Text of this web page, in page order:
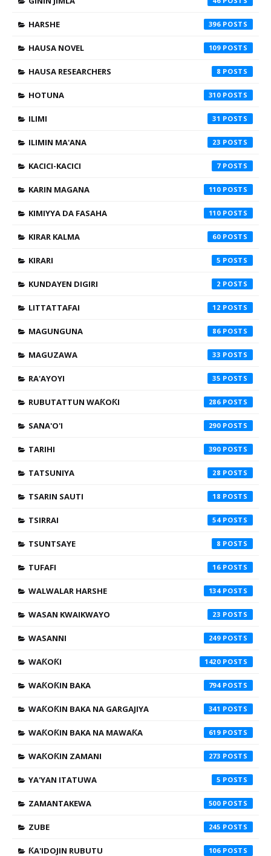
HARSHE 396
HAUSA NOVEL 109
HAUSA RESEARCHERS 8
HOTUNA 310
ILIMI 31
ILIMIN MA'ANA 23
KACICI-KACICI 7
KARIN MAGANA 110
KIMIYYA DA FASAHA 110
KIRAR KALMA 60
KIRARI 5
KUNDAYEN DIGIRI 2
LITTATTAFAI 12
MAGUNGUNA 86
MAGUZAWA 33
RA'AYOYI 35
RUBUTATTUN WAƘOƘI 286
SANA'O'I 290
TARIHI 390
TATSUNIYA 28
TSARIN SAUTI 18
TSIRRAI 54
TSUNTSAYE 8
TUFAFI 16
WALWALAR HARSHE 134
WASAN KWAIKWAYO 23
WASANNI 249
WAƘOƘI 1420
WAƘOƘIN BAKA 794
WAƘOƘIN BAKA NA GARGAJIYA 341
WAƘOƘIN BAKA NA MAWAƘA 619
WAƘOƘIN ZAMANI 273
YA'YAN ITATUWA 5
ZAMANTAKEWA 500
ZUBE 245
ƘA'IDOJIN RUBUTU 106